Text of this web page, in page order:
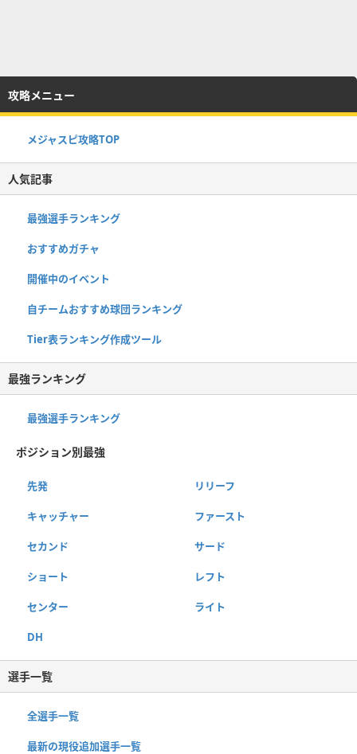
攻略メニュー
メジャスピ攻略TOP
人気記事
最強選手ランキング
おすすめガチャ
開催中のイベント
自チームおすすめ球団ランキング
Tier表ランキング作成ツール
最強ランキング
最強選手ランキング
ポジション別最強
先発 リリーフ
キャッチャー ファースト
セカンド サード
ショート レフト
センター ライト
DH
選手一覧
全選手一覧
最新の現役追加選手一覧